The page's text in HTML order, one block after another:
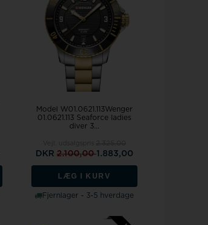
Model W01.0621.113Wenger
01.0621.113 Seaforce ladies
diver 3...
DKR 2.100,001.883,00
LÆG I KURV
Fjernlager - 3-5 hverdage